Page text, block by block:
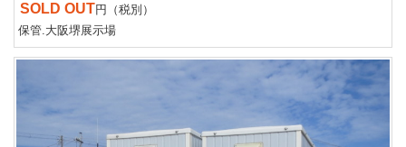
SOLD OUT円（税別）
保管.大阪堺展示場